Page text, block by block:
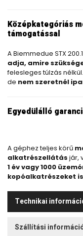
Középkategóriás
támogatással
A Biemmedue STX
adja, amire
felesleges túlzás
de nem szeretnél
Egyedülálló
A géphez teljes körű
alkatrészellátás jár,
1 év vagy 1000
kopóalkatrészeket is
Technikai
Szállítási